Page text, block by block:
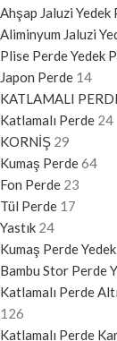
Ahşap Jaluzi Yedek
Aliminyum Jaluzi
Plise Perde Yedek
Japon Perde 14
KATLAMALI
Katlamalı Perde 24
KORNİŞ 29
Kumaş Perde64
Fon Perde 23
Tül Perde 17
Yastık 24
Kumaş Perde
Bambu Stor Perde
Katlamalı Perde
126
Katlamalı Perde